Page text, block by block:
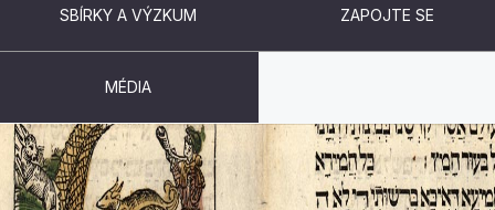
SBÍRKY A VÝZKUM ZAPOJTE SE
MÉDIA